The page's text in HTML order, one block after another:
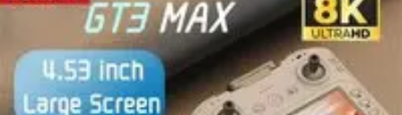
Mega Promocje
Porady zakupowe Porady TrendyPoradniki Zakupy i promocje
Mega Promocje